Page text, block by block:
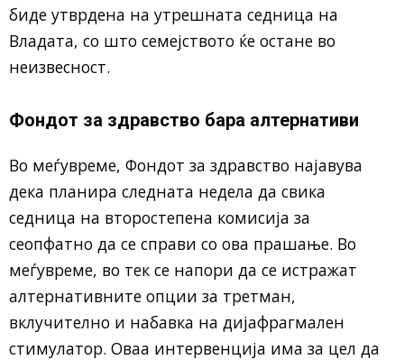
биде утврдена на утрешната седница на
Владата, со што семејството ќе остане во
неизвесност.
Фондот за здравство бара алтернативи
Во меѓувреме, Фондот за здравство најавува
дека планира следната недела да свика
седница на второстепена комисија за
сеопфатно да се справи со ова прашање. Во
меѓувреме, во тек се напори да се истражат
алтернативните опции за третман,
вклучително и набавка на дијафрагмален
стимулатор. Оваа интервенција има за цел да